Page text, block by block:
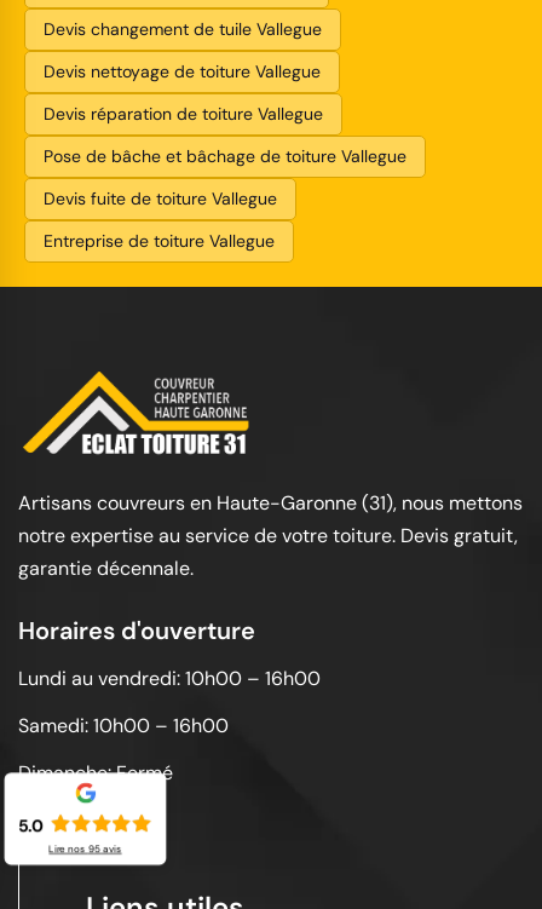
Devis changement de tuile Vallegue
Devis nettoyage de toiture Vallegue
Devis réparation de toiture Vallegue
Pose de bâche et bâchage de toiture Vallegue
Devis fuite de toiture Vallegue
Entreprise de toiture Vallegue
Artisans couvreurs en Haute-Garonne (31), nous mettons
notre expertise au service de votre toiture. Devis gratuit,
garantie décennale.
Horaires d'ouverture
Lundi au vendredi: 10h00 – 16h00
Samedi: 10h00 – 16h00
Dimanche: Fermé
5.0
Lire nos 95avis